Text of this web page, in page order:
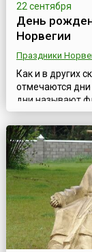
22 сентября
День
Норвегии
Праздники
Как и в других
отмечаются
дни называют
честь которых
поднимается
Норвегии
Луизы (норв.
старшей дочери